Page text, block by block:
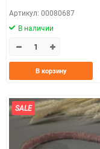
Артикул: 00080687
В наличии
В корзину
SALE